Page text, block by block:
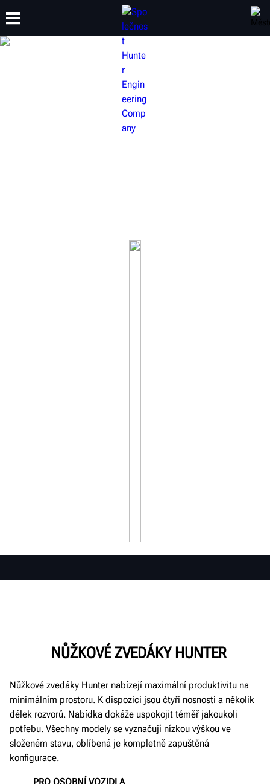
ZVEDÁKY PRO MĚŘENÍ
NŮŽKOVÉ ZVEDÁKY HUNTER
Nůžkové zvedáky Hunter nabízejí maximální produktivitu na
minimálním prostoru. K dispozici jsou čtyři nosnosti a několik
délek rozvorů. Nabídka dokáže uspokojit téměř jakoukoli
potřebu. Všechny modely se vyznačují nízkou výškou ve
složeném stavu, oblíbená je kompletně zapuštěná
konfigurace.